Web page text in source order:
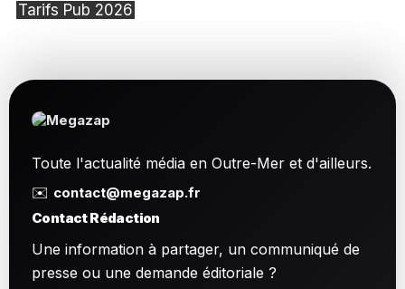
Tarifs Pub 2026
Toute l'actualité média en Outre-Mer et d'ailleurs.
✉️ contact@megazap.fr
Contact Rédaction
Une information à partager, un communiqué de
presse ou une demande éditoriale ?